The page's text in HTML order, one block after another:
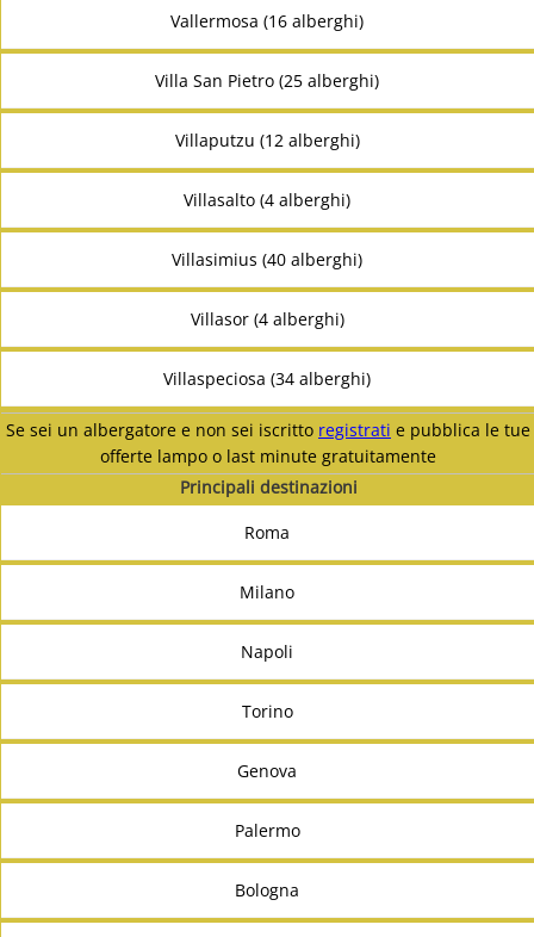
Vallermosa (16 alberghi)
Villa San Pietro (25 alberghi)
Villaputzu (12 alberghi)
Villasalto (4 alberghi)
Villasimius (40 alberghi)
Villasor (4 alberghi)
Villaspeciosa (34 alberghi)
Se sei un albergatore e non sei iscritto registrati e pubblica le tue
offerte lampo o last minute gratuitamente
Principali destinazioni
Roma
Milano
Napoli
Torino
Genova
Palermo
Bologna